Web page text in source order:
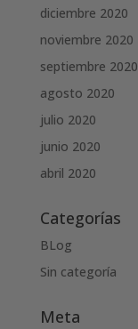
diciembre 2020
noviembre 2020
septiembre 2020
agosto 2020
julio 2020
junio 2020
abril 2020
Categorías
BLog
Sin categoría
Meta